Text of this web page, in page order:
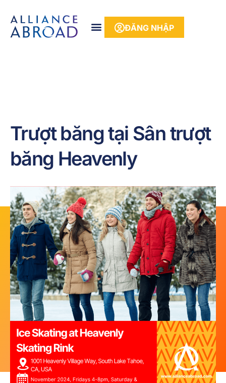
nội
dung
ĐĂNG NHẬP
Trượt băng tại Sân trượt
băng Heavenly